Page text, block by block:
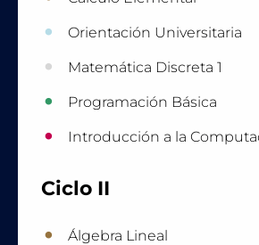
Orientación Universitaria
Matemática Discreta 1
Programación Básica
Introducción a la
Ciclo II
Álgebra Lineal